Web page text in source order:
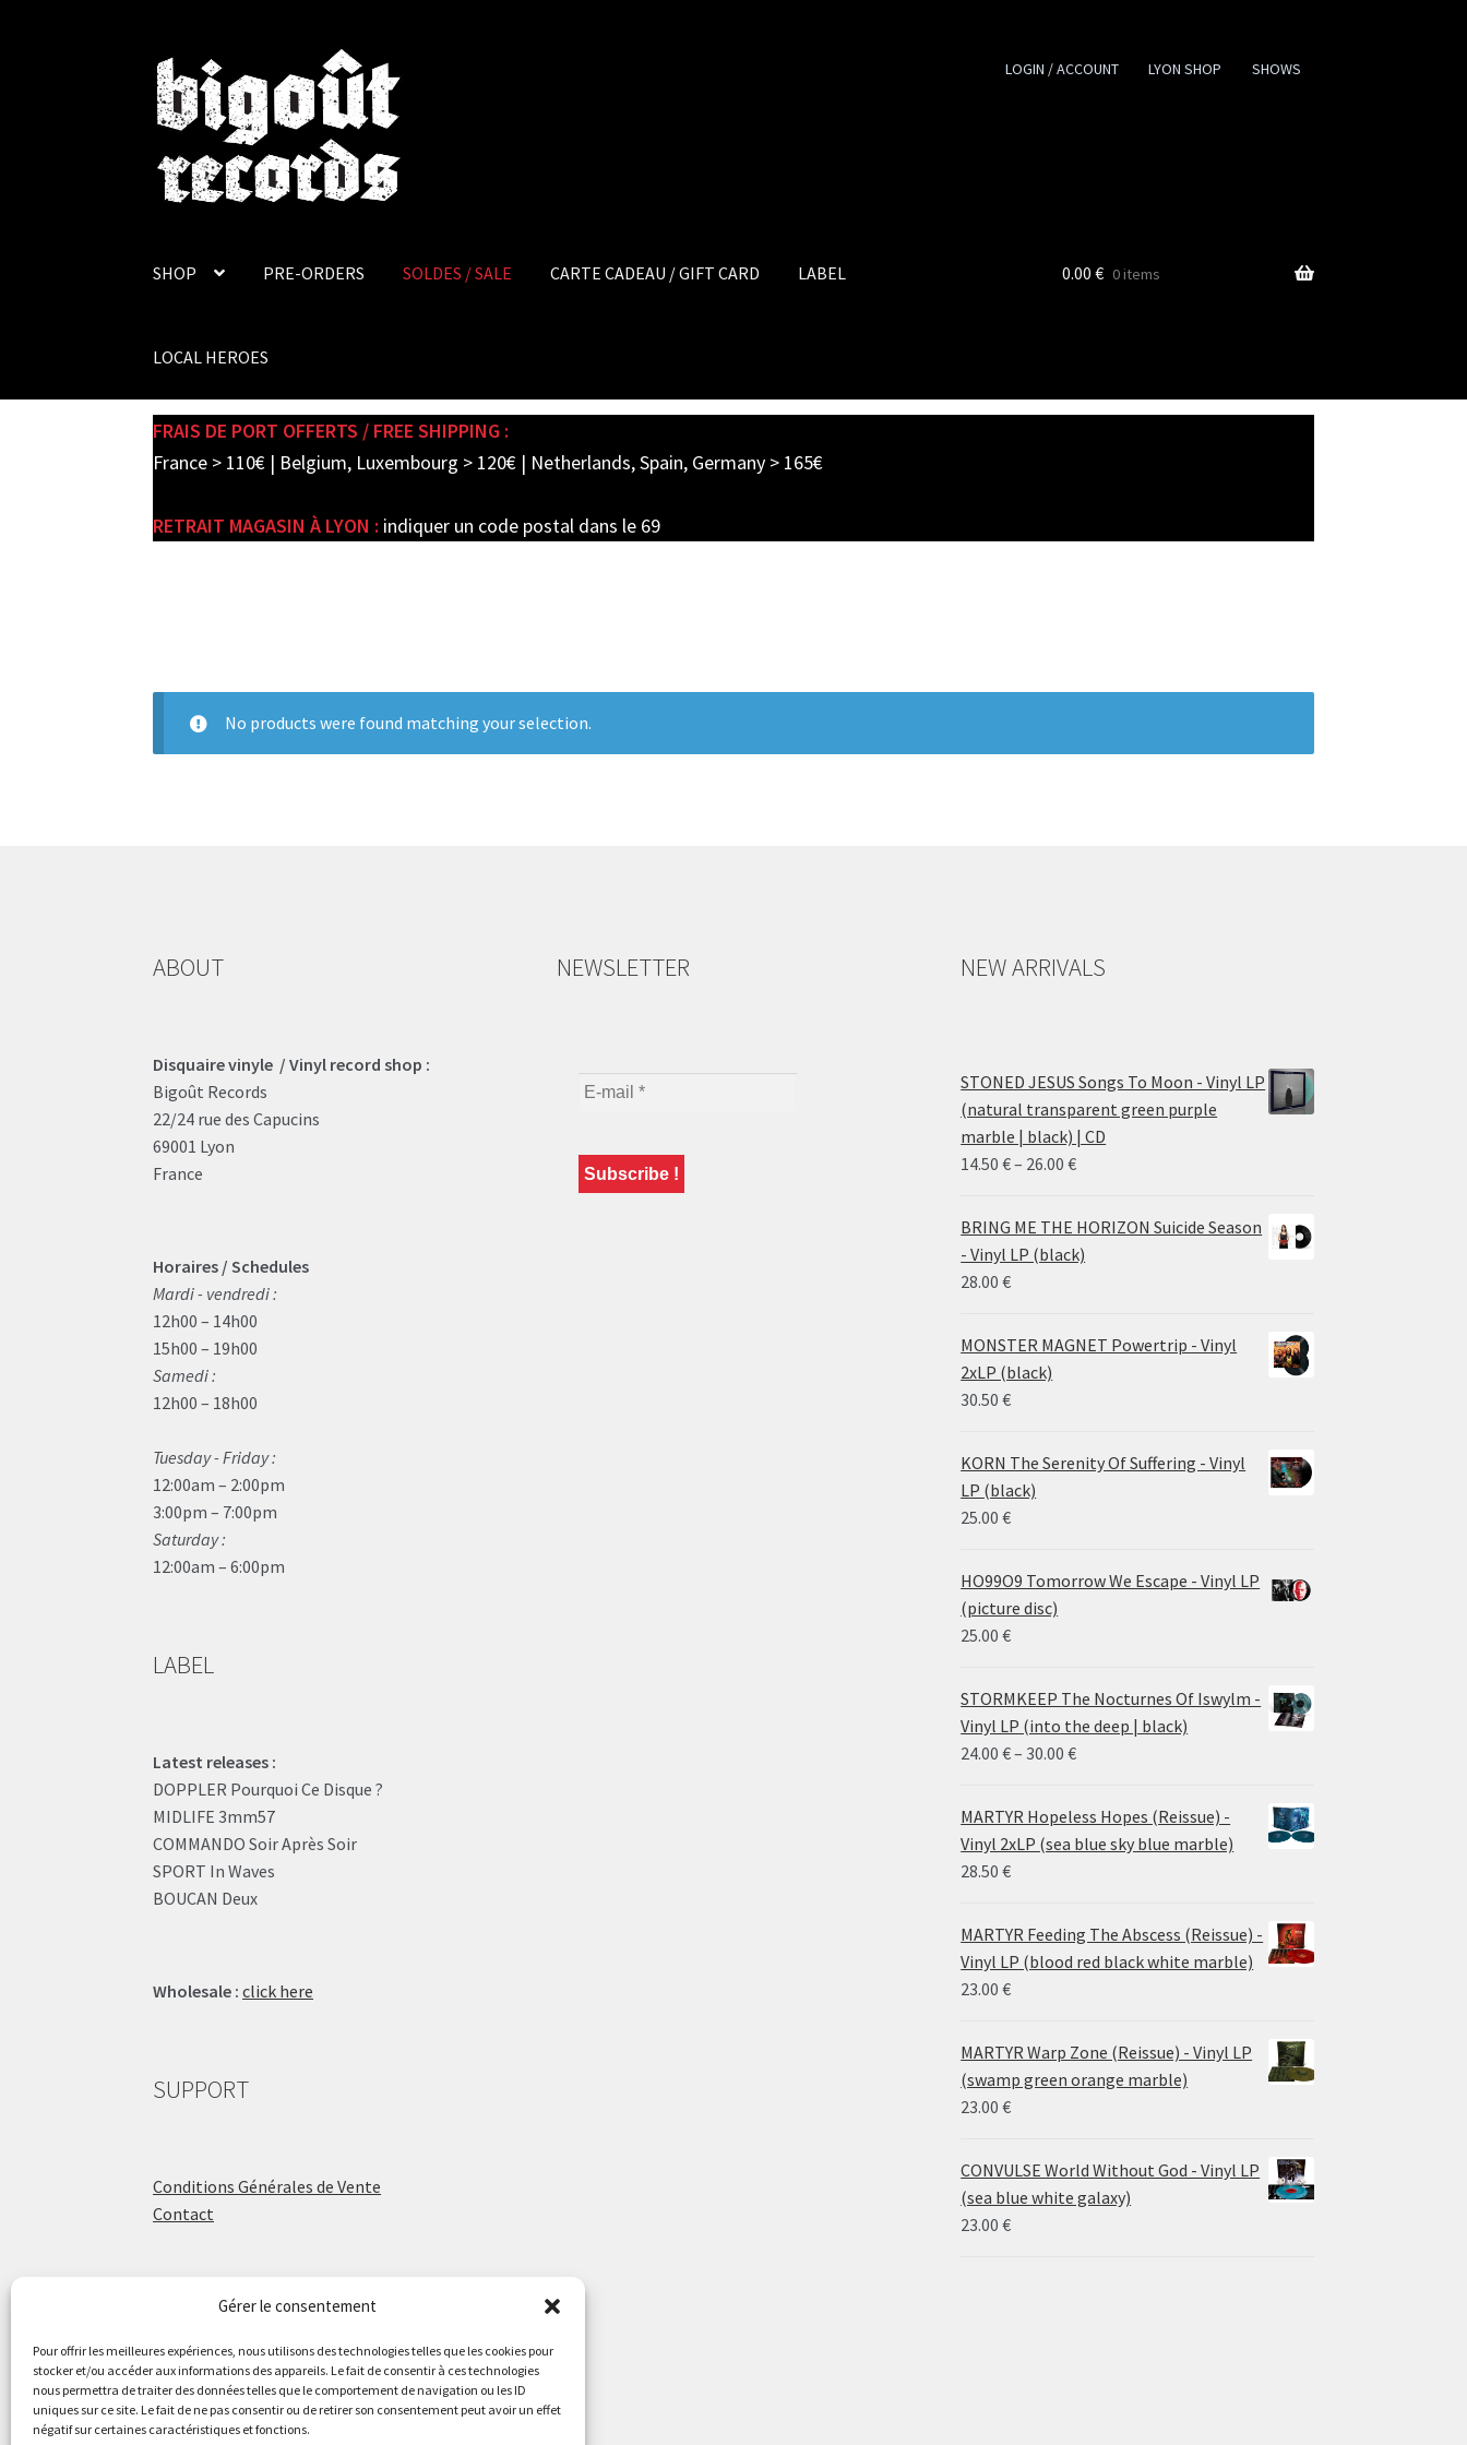
Gérer le consentement
Pour offrir les meilleures expériences, nous utilisons des technologies telles que les cookies pour
stocker et/ou accéder aux informations des appareils. Le fait de consentir à ces technologies
nous permettra de traiter des données telles que le comportement de navigation ou les ID
uniques sur ce site. Le fait de ne pas consentir ou de retirer son consentement peut avoir un effet
négatif sur certaines caractéristiques et fonctions.
Skip
to
navigation
Skip
to
content
LOGIN / ACCOUNT LYON SHOP SHOWS
SHOP PRE-ORDERS SOLDES / SALE CARTE CADEAU / GIFT CARD LABEL
LOCAL HEROES
0.00 € 0 items
FRAIS DE PORT OFFERTS / FREE SHIPPING :
France > 110€ | Belgium, Luxembourg > 120€ | Netherlands, Spain, Germany > 165€
RETRAIT MAGASIN À LYON : indiquer un code postal dans le 69
No products were found matching your selection.
ABOUT
Disquaire vinyle / Vinyl record shop :
Bigoût Records
22/24 rue des Capucins
69001 Lyon
France
Horaires / Schedules
Mardi - vendredi :
12h00 – 14h00
15h00 – 19h00
Samedi :
12h00 – 18h00
Tuesday - Friday :
12:00am – 2:00pm
3:00pm – 7:00pm
Saturday :
12:00am – 6:00pm
LABEL
Latest releases :
DOPPLER Pourquoi Ce Disque ?
MIDLIFE 3mm57
COMMANDO Soir Après Soir
SPORT In Waves
BOUCAN Deux
Wholesale : click here
SUPPORT
Conditions Générales de Vente
Contact
ÉCOLE DE BATTERIE
Raphaël Aboulker
raphaelaboulker.com
NEWSLETTER NEW ARRIVALS
STONED JESUS Songs To Moon - Vinyl LP
(natural transparent green purple
marble | black) | CD
14.50€– 26.00€Price
14.50 €
through
BRING ME THE HORIZON Suicide Season
- Vinyl LP (black)
28.00€
MONSTER MAGNET Powertrip - Vinyl
2xLP (black)
30.50€
KORN The Serenity Of Suffering - Vinyl
LP (black)
25.00€
HO99O9 Tomorrow We Escape - Vinyl LP
(picture disc)
25.00€
STORMKEEP The Nocturnes Of Iswylm -
Vinyl LP (into the deep | black)
24.00€– 30.00€Price
24.00 €
through
MARTYR Hopeless Hopes (Reissue) -
Vinyl 2xLP (sea blue sky blue marble)
28.50€
MARTYR Feeding The Abscess (Reissue) -
Vinyl LP (blood red black white marble)
23.00€
MARTYR Warp Zone (Reissue) - Vinyl LP
(swamp green orange marble)
23.00€
CONVULSE World Without God - Vinyl LP
(sea blue white galaxy)
23.00€